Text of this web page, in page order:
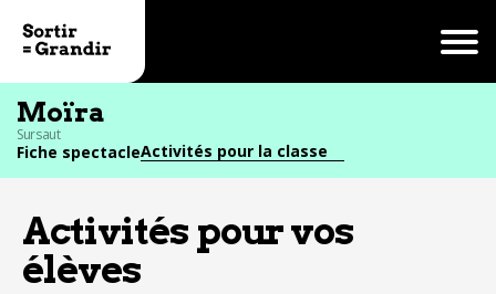
Moïra
Sursaut
Fiche spectacleActivités pour la classe
Activités pour vos
élèves